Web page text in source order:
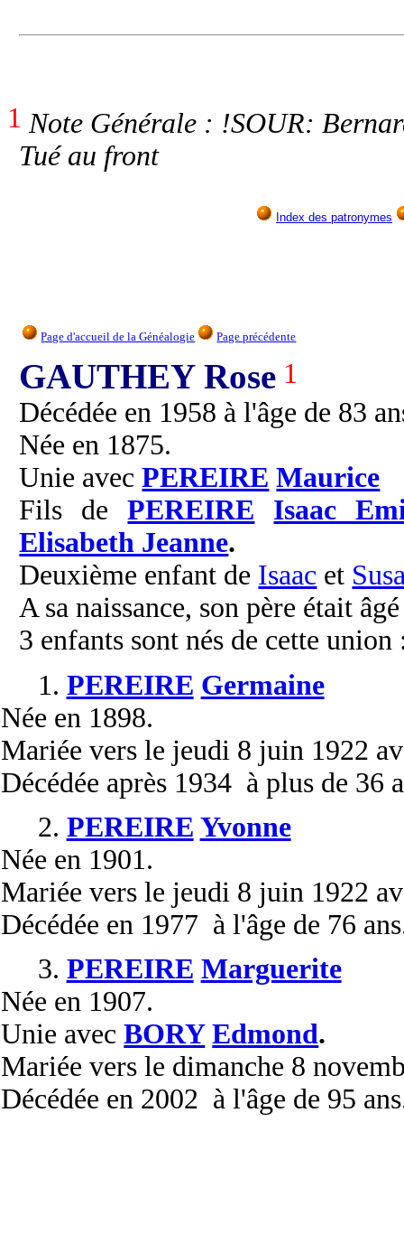
1 Note Générale : !SOUR:
Tué au front
Index des patronymes
Page d'accueil de la Généalogie Page précédente
GAUTHEY Rose 1
Décédée en 1958 à l'âge de 83
Née en 1875.
Unie avecPEREIRE Maurice
Fils dePEREIRE
Isaac
Elisabeth Jeanne.
Deuxième enfant de Isaac et
A sa naissance, son père était
3 enfants sont nés de cette union
1. PEREIRE Germaine
Née en 1898.
Mariée vers le jeudi 8 juin 1922
Décédée après 1934 à plus de 36
2. PEREIRE Yvonne
Née en 1901.
Mariée vers le jeudi 8 juin 1922
Décédée en 1977 à l'âge de 76
3. PEREIRE Marguerite
Née en 1907.
Unie avecBORY Edmond.
Mariée vers le dimanche 8
Décédée en 2002 à l'âge de 95